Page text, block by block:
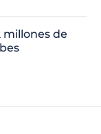
millones de